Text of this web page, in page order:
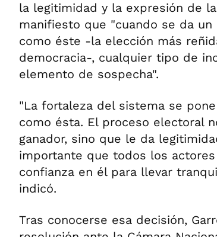
la legitimidad y la expresión de
manifiesto que "cuando se da
como éste -la elección más
democracia-, cualquier tipo de
elemento de sospecha".
"La fortaleza del sistema se
como ésta. El proceso electoral
ganador, sino que le da
importante que todos los
confianza en él para llevar
indicó.
Tras conocerse esa decisión,